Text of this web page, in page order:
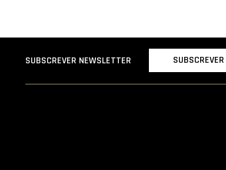
SUBSCREVER NEWSLETTER SUBSCREVER